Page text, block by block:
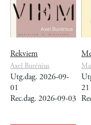
Rekviem
Axel Burénius
Utg.dag. 2026-09-
01
Rec.dag. 2026-09-03
21